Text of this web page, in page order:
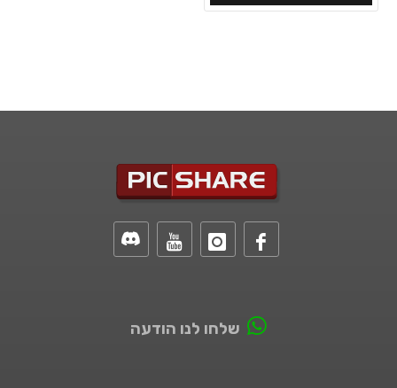
שלחו לנו הודעה